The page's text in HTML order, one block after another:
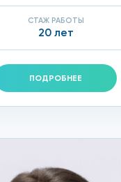
СТАЖ РАБОТЫ
20 лет
ПОДРОБНЕЕ